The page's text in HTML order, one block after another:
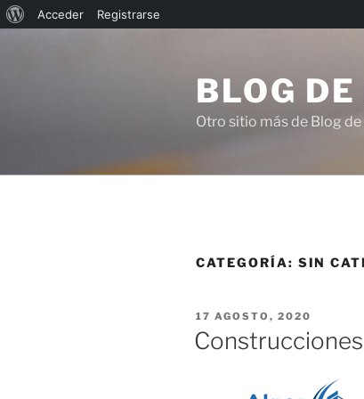
Acerca
Acceder
Registrarse
BLOG
Otro sitio más de Blog de
CATEGORÍA: SIN
PUBLICADO
EL
17 AGOSTO, 2020